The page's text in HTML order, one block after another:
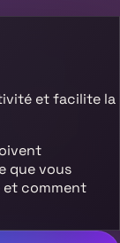
et facilite la
que vous
et comment